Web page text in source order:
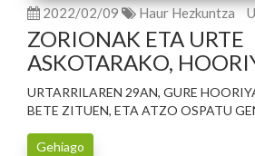
2022/02/09 Haur Hezkuntza
ZORIONAK ETA URTE
ASKOTARAKO,
URTARRILAREN 29AN, GURE
BETE ZITUEN, ETA ATZO OSPATU
Gehiago